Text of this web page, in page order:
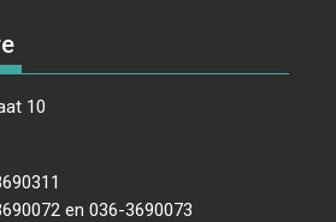
10
en 036-3690073